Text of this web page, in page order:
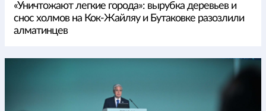
«Уничтожают легкие города»: вырубка деревьев и
снос холмов на Кок-Жайляу и Бутаковке разозлили
алматинцев